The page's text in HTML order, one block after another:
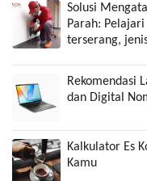
Solusi
Parah:
terserang,
Rekomendasi
dan Digital
Kalkulator Es
Kamu